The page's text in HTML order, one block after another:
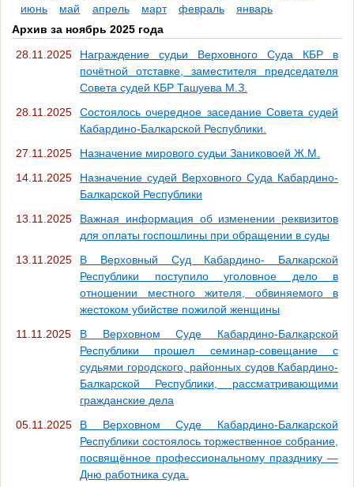
июнь
май апрель март февраль
январь
Архив за ноябрь 2025 года
28.11.2025
Награждение судьи Верховного Суда КБР в
почётной отставке, заместителя председателя
Совета судей КБР Ташуева М.З.
28.11.2025
Состоялось очередное заседание Совета судей
Кабардино-Балкарской Республики.
27.11.2025
Назначение мирового судьи Заниковоей Ж.М.
14.11.2025
Назначение судей Верховного Суда Кабардино-
Балкарской Республики
13.11.2025
Важная информация об изменении реквизитов
для оплаты госпошлины при обращении в суды
13.11.2025
В Верховный Суд Кабардино- Балкарской
Республики поступило уголовное дело в
отношении местного жителя, обвиняемого в
жестоком убийстве пожилой женщины
11.11.2025
В Верховном Суде Кабардино-Балкарской
Республики прошел семинар-совещание с
судьями городского, районных судов Кабардино-
Балкарской Республики, рассматривающими
гражданские дела
05.11.2025
В Верховном Суде Кабардино-Балкарской
Республики состоялось торжественное собрание,
посвящённое профессиональному празднику —
Дню работника суда.